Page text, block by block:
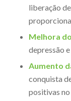
liberação
Melhora
depressão
Aumento
conquista
positivas